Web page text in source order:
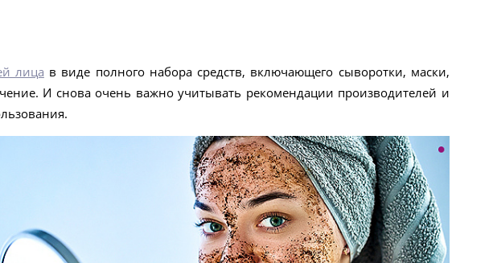
лица в виде полного набора средств, включающего сыворотки, маски,
И снова очень важно учитывать рекомендации производителей и